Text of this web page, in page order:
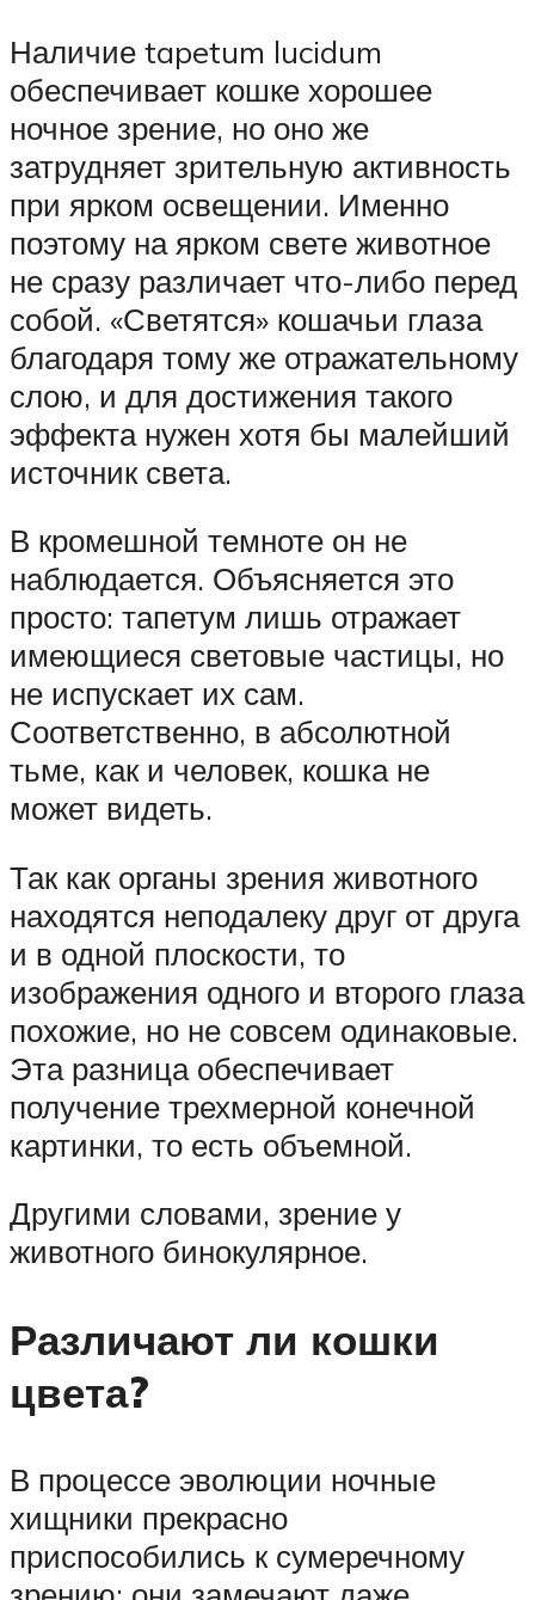
Наличие tapetum lucidum
обеспечивает кошке хорошее
ночное зрение, но оно же
затрудняет зрительную активность
при ярком освещении. Именно
поэтому на ярком свете животное
не сразу различает что-либо перед
собой. «Светятся» кошачьи глаза
благодаря тому же отражательному
слою, и для достижения такого
эффекта нужен хотя бы малейший
источник света.
В кромешной темноте он не
наблюдается. Объясняется это
просто: тапетум лишь отражает
имеющиеся световые частицы, но
не испускает их сам.
Соответственно, в абсолютной
тьме, как и человек, кошка не
может видеть.
Так как органы зрения животного
находятся неподалеку друг от друга
и в одной плоскости, то
изображения одного и второго глаза
похожие, но не совсем одинаковые.
Эта разница обеспечивает
получение трехмерной конечной
картинки, то есть объемной.
Другими словами, зрение у
животного бинокулярное.
Различают ли кошки
цвета?
В процессе эволюции ночные
хищники прекрасно
приспособились к сумеречному